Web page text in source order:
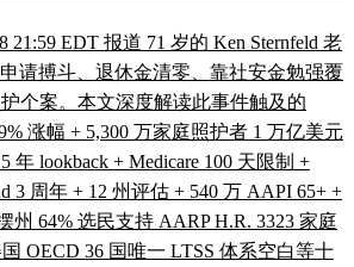
21:59 EDT 报道 71 岁的 Ken Sternfeld 老
申请搏斗、退休金清零、靠社安金勉强覆
个案。本文深度解读此事件触及的
涨幅 + 5,300 万家庭照护者 1 万亿美元
年 lookback + Medicare 100 天限制 +
3 周年 + 12 州评估 + 540 万 AAPI 65+ +
州 64% 选民支持 AARP H.R. 3323 家庭
OECD 36 国唯一 LTSS 体系空白等十